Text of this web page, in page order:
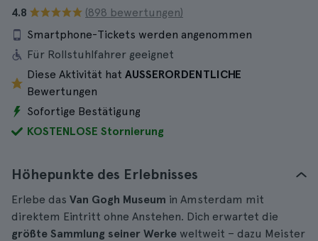
4.8
(898 bewertungen)
Smartphone-Tickets werden angenommen
Für Rollstuhlfahrer geeignet
Diese Aktivität hat AUSSERORDENTLICHE
Bewertungen
Sofortige Bestätigung
KOSTENLOSE Stornierung
Höhepunkte des Erlebnisses
Erlebe das Van Gogh Museum in Amsterdam mit
direktem Eintritt ohne Anstehen. Dich erwartet die
größte Sammlung seiner Werke weltweit – dazu Meister